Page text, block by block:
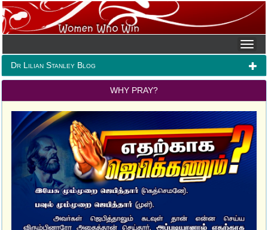
Dr Lilian Stanley Blog
WHY PRAY?